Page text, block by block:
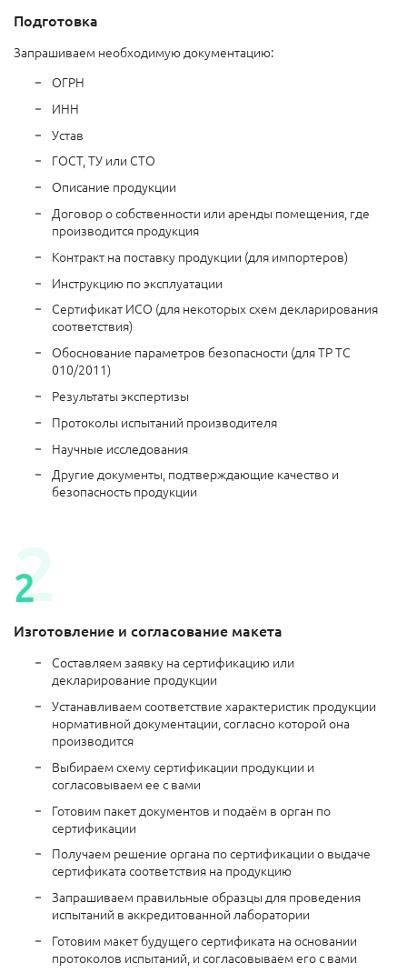
Подготовка
Запрашиваем необходимую документацию:
ОГРН
ИНН
Устав
ГОСТ, ТУ или СТО
Описание продукции
Договор о собственности или аренды помещения, где
производится продукция
Контракт на поставку продукции (для импортеров)
Инструкцию по эксплуатации
Сертификат ИСО (для некоторых схем декларирования
соответствия)
Обоснование параметров безопасности (для ТР ТС
010/2011)
Результаты экспертизы
Протоколы испытаний производителя
Научные исследования
Другие документы, подтверждающие качество и
безопасность продукции
Изготовление и согласование макета
Составляем заявку на сертификацию или
декларирование продукции
Устанавливаем соответствие характеристик продукции
нормативной документации, согласно которой она
производится
Выбираем схему сертификации продукции и
согласовываем ее с вами
Готовим пакет документов и подаём в орган по
сертификации
Получаем решение органа по сертификации о выдаче
сертификата соответствия на продукцию
Запрашиваем правильные образцы для проведения
испытаний в аккредитованной лаборатории
Готовим макет будущего сертификата на основании
протоколов испытаний, и согласовываем его с вами